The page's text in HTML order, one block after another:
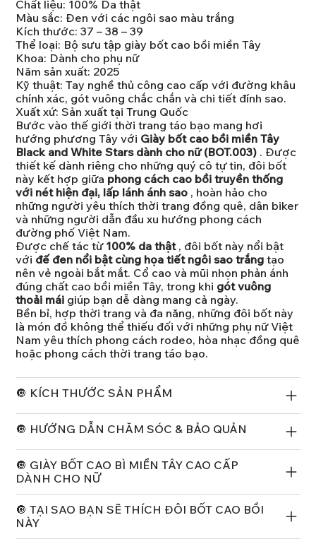
Chất liệu: 100% Da thật
Màu sắc: Đen với các ngôi sao màu trắng
Kích thước: 37 – 38 – 39
Thể loại: Bộ sưu tập giày bốt cao bồi miền Tây
Khoa: Dành cho phụ nữ
Năm sản xuất: 2025
Kỹ thuật: Tay nghề thủ công cao cấp với đường khâu
chính xác, gót vuông chắc chắn và chi tiết đính sao.
Xuất xứ: Sản xuất tại Trung Quốc
Bước vào thế giới thời trang táo bạo mang hơi
hướng phương Tây với Giày bốt cao bồi miền Tây
Black and White Stars dành cho nữ (BOT.003) . Được
thiết kế dành riêng cho những quý cô tự tin, đôi bốt
này kết hợp giữa phong cách cao bồi truyền thống
với nét hiện đại, lấp lánh ánh sao , hoàn hảo cho
những người yêu thích thời trang đồng quê, dân biker
và những người dẫn đầu xu hướng phong cách
đường phố Việt Nam.
Được chế tác từ 100% da thật, đôi bốt này nổi bật
với đế đen nổi bật cùng họa tiết ngôi sao trắng tạo
nên vẻ ngoài bắt mắt. Cổ cao và mũi nhọn phản ánh
đúng chất cao bồi miền Tây, trong khi gót vuông
thoải mái giúp bạn dễ dàng mang cả ngày.
Bền bỉ, hợp thời trang và đa năng, những đôi bốt này
là món đồ không thể thiếu đối với những phụ nữ Việt
Nam yêu thích phong cách rodeo, hòa nhạc đồng quê
hoặc phong cách thời trang táo bạo.
🔘 KÍCH THƯỚC SẢN PHẨM
🔘 HƯỚNG DẪN CHĂM SÓC & BẢO QUẢN
🔘 GIÀY BỐT CAO BÌ MIỀN TÂY CAO CẤP
DÀNH CHO NỮ
🔘 TẠI SAO BẠN SẼ THÍCH ĐÔI BỐT CAO BỒI
NÀY